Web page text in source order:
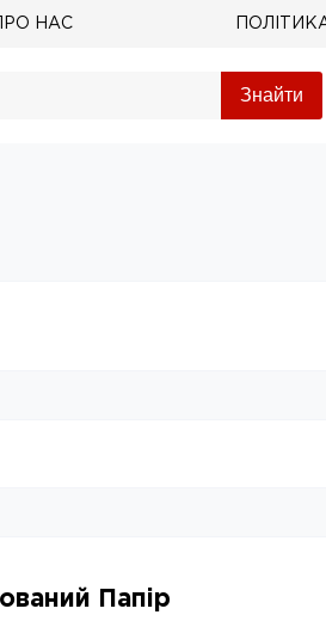
НАС
Знайти
Папір